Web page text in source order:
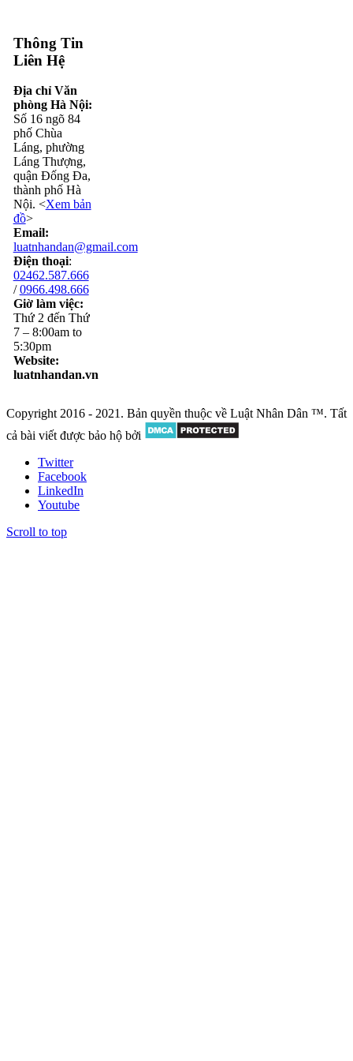
Thông Tin
Liên Hệ
Địa chỉ Văn
phòng Hà Nội:
Số 16 ngõ 84
phố Chùa
Láng, phường
Láng Thượng,
quận Đống Đa,
thành phố Hà
Nội. <Xem bản
đồ>
Email:
luatnhandan@gmail.com
Điện thoại:
02462.587.666
/0966.498.666
Giờ làm việc:
Thứ 2 đến Thứ
7 – 8:00am to
5:30pm
Website:
luatnhandan.vn
Copyright 2016 - 2021. Bản quyền thuộc về Luật Nhân Dân ™. Tất
cả bài viết được bảo hộ bởi
Twitter
Facebook
LinkedIn
Youtube
Scroll to top